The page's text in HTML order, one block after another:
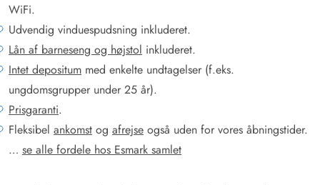
WiFi.
Udvendig vinduespudsning inkluderet.
Lån af barneseng og højstol inkluderet.
Intet depositum med enkelte undtagelser (f.eks.
ungdomsgrupper under 25 år).
Prisgaranti.
Fleksibel ankomst og afrejse også uden for vores åbningstider.
… se alle fordele hos Esmark samlet